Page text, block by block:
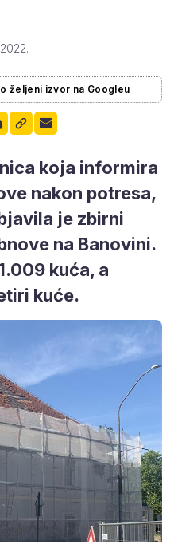
željeni izvor na Googleu
koja informira
nakon potresa,
je zbirni
na Banovini.
kuća, a
kuće.